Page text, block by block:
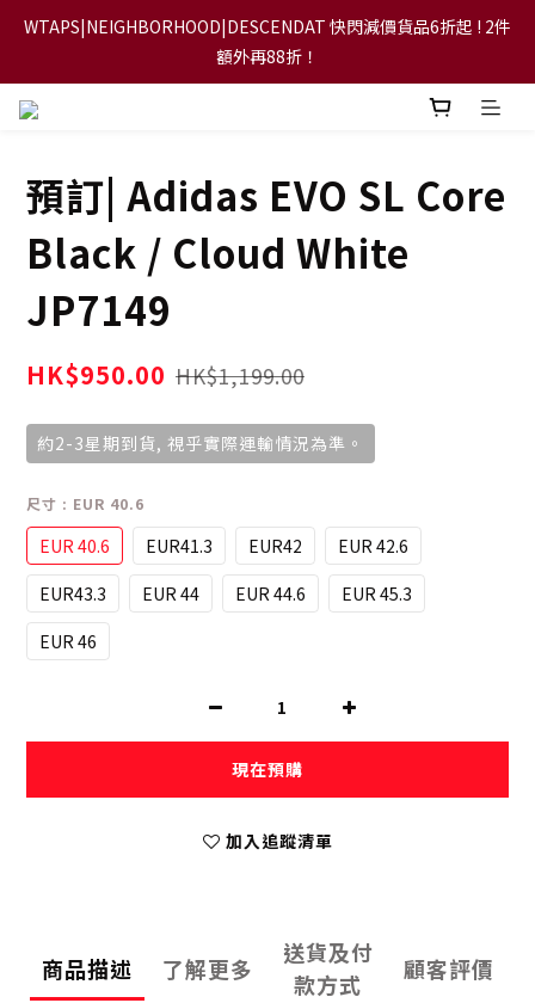
【FLASH SALE 兩件指定現貨產品即享88折】
WTAPS|NEIGHBORHOOD|DESCENDAT 快閃減價貨品6折起 ! 2件
額外再88折！
【立即加入會員，每次消費將可獲禮金回贈下一次使用！】
【FLASH SALE 兩件指定現貨產品即享88折】
預訂| Adidas EVO SL Core
Black / Cloud White
JP7149
HK$950.00 HK$1,199.00
約2-3星期到貨, 視乎實際運輸情況為準。
尺寸 : EUR 40.6
EUR 40.6 EUR41.3 EUR42
EUR 42.6
EUR43.3
EUR 44 EUR 44.6
EUR 45.3
EUR 46
現在預購
加入追蹤清單
商品描述 了解更多
送貨及付
款方式
顧客評價